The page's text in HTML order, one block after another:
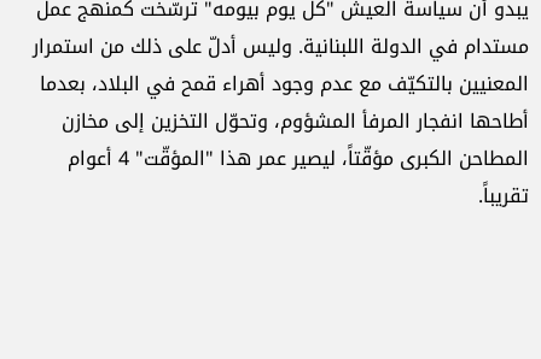
يبدو أن سياسة العيش "كل يوم بيومه" ترسّخت كمنهج عمل
مستدام في الدولة اللبنانية. وليس أدلّ على ذلك من استمرار
المعنيين بالتكيّف مع عدم وجود أهراء قمح في البلاد، بعدما
أطاحها انفجار المرفأ المشؤوم، وتحوّل التخزين إلى مخازن
المطاحن الكبرى مؤقّتاً، ليصير عمر هذا "المؤقّت" 4 أعوام
تقريباً.